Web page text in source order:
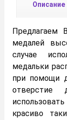
Описание
Предлагаем
медалей
случае
медальки
при помощи
красиво